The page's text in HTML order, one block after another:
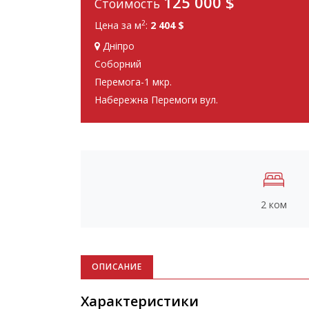
Стоимость
Цена за м2: 2 404 $
Дніпро
Соборний
Перемога-1 мкр.
Набережна Перемоги вул.
2 ком
ОПИСАНИЕ
Характеристики